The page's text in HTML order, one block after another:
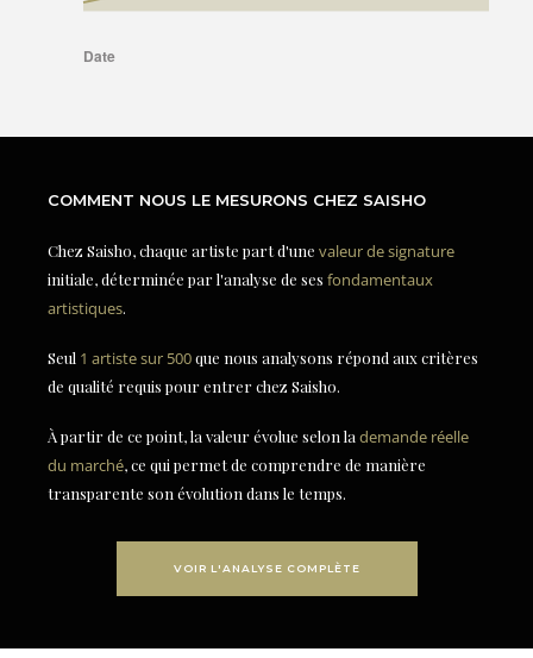
COMMENT NOUS LE MESURONS CHEZ SAISHO
Chez Saisho, chaque artiste part d'une valeur de signature
initiale, déterminée par l'analyse de ses fondamentaux
artistiques.
Seul 1 artiste sur 500que nous analysons répond aux critères
de qualité requis pour entrer chez Saisho.
À partir de ce point, la valeur évolue selon la demande réelle
du marché, ce qui permet de comprendre de manière
transparente son évolution dans le temps.
VOIR L'ANALYSE COMPLÈTE